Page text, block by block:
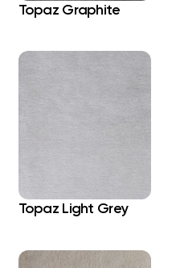
Topaz Graphite
Topaz Light Grey